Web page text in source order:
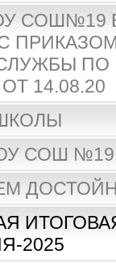
СОШ№19
ПО
14.08.20
СОШ №19
2025